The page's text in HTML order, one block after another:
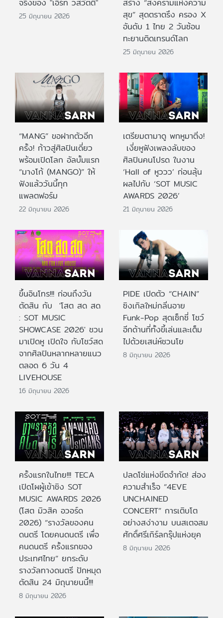
จริงของ "เอิร์ท วสวัตติ์"
25 มิถุนายน 2026
สร้าง “สงครามแห่งความ
สุข” สุดตราตรึง ครอง X
อันดับ 1 ไทย 2 วันซ้อน
ทะยานติดเทรนด์โลก
25 มิถุนายน 2026
“MANG” ขอฝากตัวอีก
ครั้ง! ก้าวสู่ศิลปินเดี่ยว
พร้อมเปิดโลก อัลบั้มแรก
“มางโก้ (MANGO)” ให้
ฟังแล้ววันนี้ทุก
แพลตฟอร์ม
22 มิถุนายน 2026
เตรียมตามาดู พกหูมาติ่ง!
เงี่ยหูฟังเพลงลับของ
ศิลปินคนโปรด ในงาน
‘Hall of หูววว’ ก่อนลุ้น
ผลไปกับ ‘SOT MUSIC
AWARDS 2026’
21 มิถุนายน 2026
ขึ้นอินโทร!!! ก่อนถึงวัน
ตัดสิน กับ 'โสต สด สด
: SOT MUSIC
SHOWCASE 2026' ชวน
มาเปิดหู เปิดใจ กับโชว์สด
จากศิลปินหลากหลายแนว
ตลอด 6 วัน 4
LIVEHOUSE
16 มิถุนายน 2026
PIDE เปิดตัว “CHAIN”
ซิงเกิลใหม่กลิ่นอาย
Funk-Pop สุดเซ็กซี่ โชว์
อีกด้านที่ทั้งขี้เล่นและเต็ม
ไปด้วยเสน่ห์ชวนโย
8 มิถุนายน 2026
ครั้งแรกในไทย!!! TECA
เปิดโผผู้เข้าชิง SOT
MUSIC AWARDS 2026
(โสต มิวสิค อวอร์ด
2026) “รางวัลของคน
ดนตรี โดยคนดนตรี เพื่อ
คนดนตรี ครั้งแรกของ
ประเทศไทย” ยกระดับ
รางวัลทางดนตรี ปักหมุด
ตัดสิน 24 มิถุนายนนี้!!!
8 มิถุนายน 2026
ปลดโซ่แห่งขีดจำกัด! ส่อง
ความสำเร็จ “4EVE
UNCHAINED
CONCERT” การเติบโต
อย่างสง่างาม บนสเตจสม
ศักดิ์ศรีเกิร์ลกรุ๊ปแห่งยุค
8 มิถุนายน 2026